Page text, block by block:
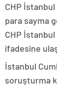
CHP
para sayma
CHP İstanbul
ifadesine
İstanbul
soruşturma